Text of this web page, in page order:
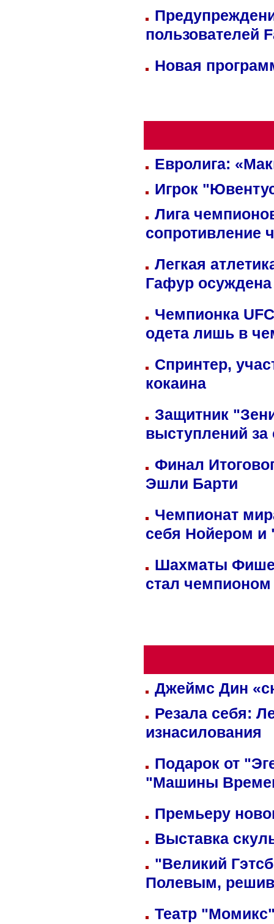
пользователей
Новая
Евролига:
Игрок
Лига
сопротивление
Легкая
Гафур осуждена
Чемпионка
одета лишь в
Спринтер,
кокаина
Защитник
выступлений
Финал
Эшли Барти
Чемпионат
себя Нойером и
Шахматы
стал
Джеймс Дин
Резала себя:
изнасилования
Подарок от
"Машины
Премьеру
Выставка
"Великий
Полевым,
Театр